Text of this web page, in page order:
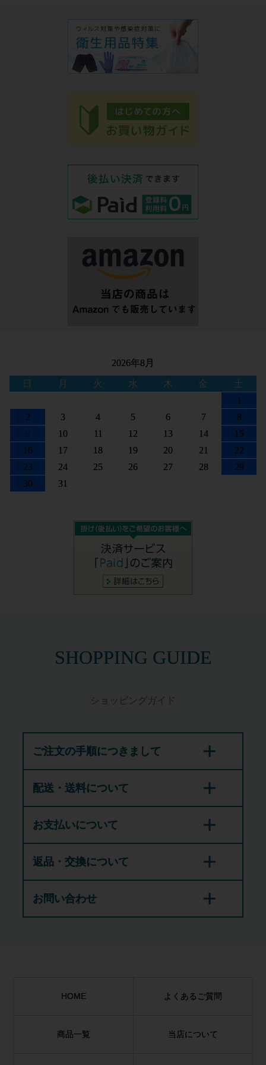
2026年8月
日 月 火 水 木 金
土
1
2
3 4 5 6 7
8
10 11 12 13 14
15
16
17 18 19 20 21
22
23
24 25 26 27 28
29
30
31
SHOPPING GUIDE
ご注文の手順につきまして
配送・送料について
お支払いについて
返品・交換について
お問い合わせ
HOME よくあるご質問
商品一覧 当店について